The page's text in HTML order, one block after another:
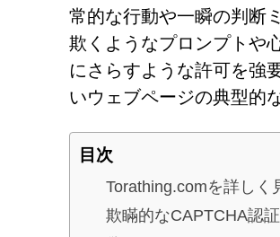
常的な行動や一瞬の判断
欺くようなプロンプトや
にさらすような許可を強
いウェブページの典型的
目次
Torathing.comを詳しく
欺瞞的なCAPTCHA認